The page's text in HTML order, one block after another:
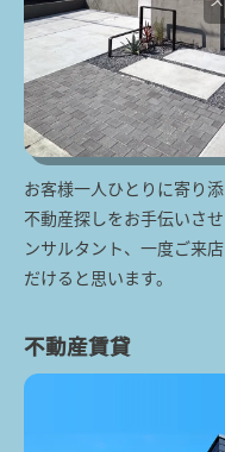
お客様一人ひとりに寄り
不動産探しをお手伝いさ
ンサルタント、一度ご来
だけると思います。
不動産賃貸